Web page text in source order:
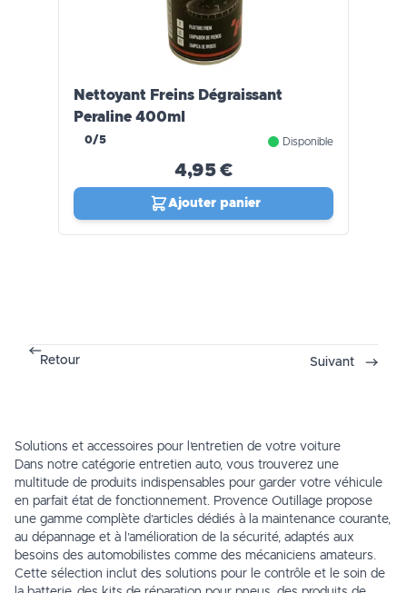
Nettoyant Freins Dégraissant
Peraline 400ml
0/5 Disponible
4,95 €
Ajouter panier
Retour Suivant
Solutions et accessoires pour l’entretien de votre voiture
Dans notre catégorie entretien auto, vous trouverez une
multitude de produits indispensables pour garder votre véhicule
en parfait état de fonctionnement. Provence Outillage propose
une gamme complète d’articles dédiés à la maintenance courante,
au dépannage et à l’amélioration de la sécurité, adaptés aux
besoins des automobilistes comme des mécaniciens amateurs.
Cette sélection inclut des solutions pour le contrôle et le soin de